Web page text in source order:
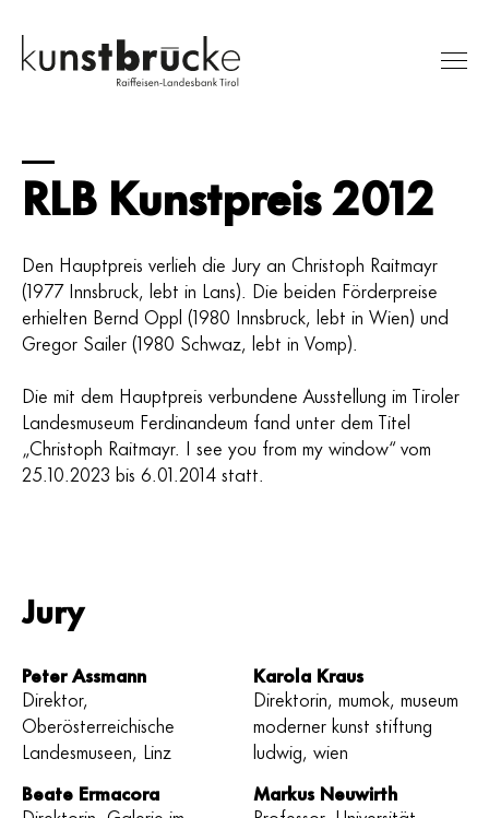
Ausstellungen
Sammlung
RLB Kunstpreis
Besuch
Über uns
Suche
RLB Kunstpreis 2012
Den Hauptpreis verlieh die Jury an Christoph Raitmayr
(1977 Innsbruck, lebt in Lans). Die beiden Förderpreise
erhielten Bernd Oppl (1980 Innsbruck, lebt in Wien) und
Gregor Sailer (1980 Schwaz, lebt in Vomp).
Die mit dem Hauptpreis verbundene Ausstellung im Tiroler
Landesmuseum Ferdinandeum fand unter dem Titel
„Christoph Raitmayr. I see you from my window“ vom
25.10.2023 bis 6.01.2014 statt.
Jury
Peter Assmann
Direktor,
Oberösterreichische
Landesmuseen, Linz
Beate Ermacora
Karola Kraus
Direktorin, mumok, museum
moderner kunst stiftung
ludwig, wien
Markus Neuwirth